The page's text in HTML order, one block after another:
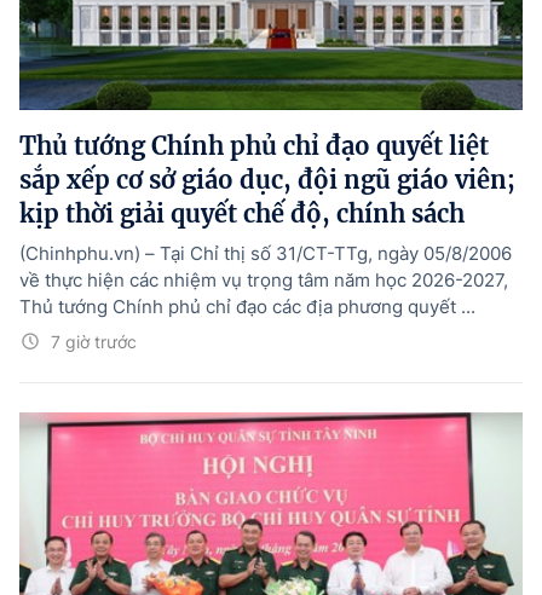
Thủ tướng Chính phủ chỉ đạo quyết liệt
sắp xếp cơ sở giáo dục, đội ngũ giáo viên;
kịp thời giải quyết chế độ, chính sách
7 giờ trước
(Chinhphu.vn) – Tại Chỉ thị số 31/CT-TTg, ngày 05/8/2006
về thực hiện các nhiệm vụ trọng tâm năm học 2026-2027,
Thủ tướng Chính phủ chỉ đạo các địa phương quyết ...